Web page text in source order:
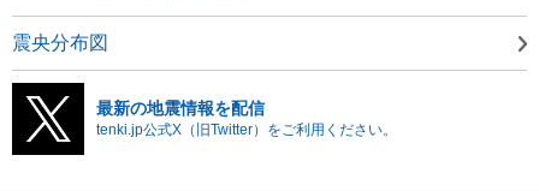
震央分布図
最新の地震情報を配信
tenki.jp公式X（旧Twitter）をご利用ください。